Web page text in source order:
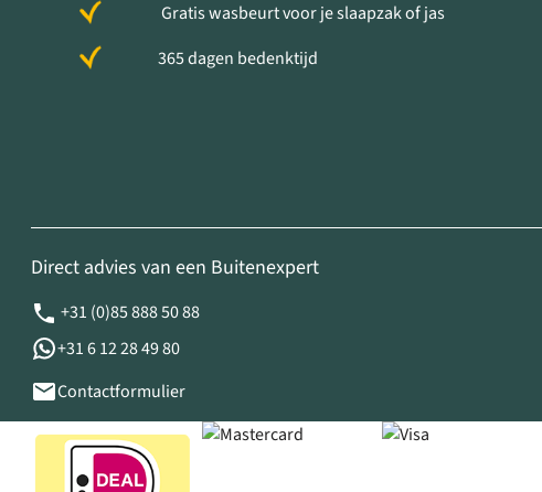
Gratis wasbeurt voor je slaapzak of jas
365 dagen bedenktijd
Direct advies van een Buitenexpert
+31 (0)85 888 50 88
+31 6 12 28 49 80
Contactformulier